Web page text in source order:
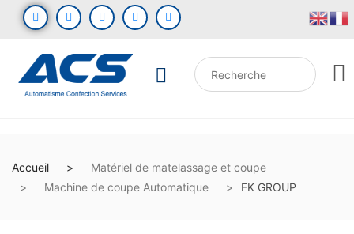
Accueil
Matériel de matelassage et coupe
Machine de coupe Automatique
FK GROUP